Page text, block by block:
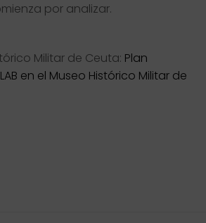
por analizar.
Militar de Ceuta: Plan
en el Museo Histórico Militar de